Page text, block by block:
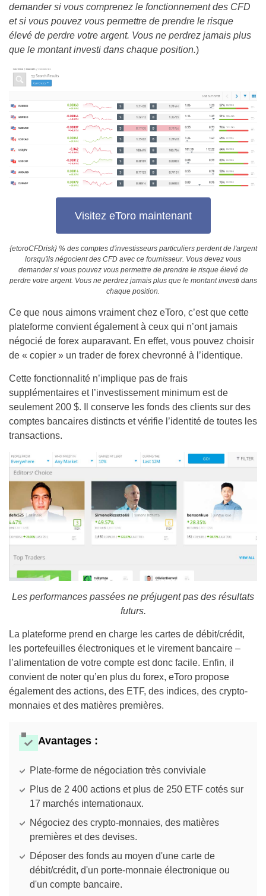
demander si vous comprenez le fonctionnement des CFD
et si vous pouvez vous permettre de prendre le risque
élevé de perdre votre argent. Vous ne perdrez jamais plus
que le montant investi dans chaque position.)
Visitez eToro maintenant
{etoroCFDrisk} % des comptes d'investisseurs particuliers perdent de l'argent
lorsqu'ils négocient des CFD avec ce fournisseur. Vous devez vous
demander si vous pouvez vous permettre de prendre le risque élevé de
perdre votre argent. Vous ne perdrez jamais plus que le montant investi dans
chaque position.
Ce que nous aimons vraiment chez eToro, c’est que cette
plateforme convient également à ceux qui n’ont jamais
négocié de forex auparavant. En effet, vous pouvez choisir
de « copier » un trader de forex chevronné à l’identique.
Cette fonctionnalité n’implique pas de frais
supplémentaires et l’investissement minimum est de
seulement 200 $. Il conserve les fonds des clients sur des
comptes bancaires distincts et vérifie l’identité de toutes les
transactions.
Les performances passées ne préjugent pas des résultats
futurs.
La plateforme prend en charge les cartes de débit/crédit,
les portefeuilles électroniques et le virement bancaire –
l’alimentation de votre compte est donc facile. Enfin, il
convient de noter qu’en plus du forex, eToro propose
également des actions, des ETF, des indices, des crypto-
monnaies et des matières premières.
Avantages :
Plate-forme de négociation très conviviale
Plus de 2 400 actions et plus de 250 ETF cotés sur
17 marchés internationaux.
Négociez des crypto-monnaies, des matières
premières et des devises.
Déposer des fonds au moyen d'une carte de
débit/crédit, d'un porte-monnaie électronique ou
d'un compte bancaire.